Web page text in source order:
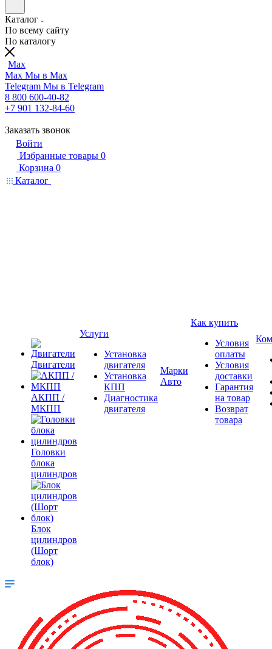
Каталог
По всему сайту
По каталогу
Max
Max Мы в Max
Telegram Мы в Telegram
8 800 600-40-82
+7 901 132-84-60
Заказать звонок
Войти
Избранные товары 0
Корзина 0
Каталог
Двигатели
АКПП /
МКПП
Головки
блока
цилиндров
Блок
цилиндров
(Шорт
блок)
Услуги
Установка
двигателя
Установка
КПП
Диагностика
двигателя
Марки
Авто
Как купить
Условия
оплаты
Условия
доставки
Гарантия
на товар
Возврат
товара